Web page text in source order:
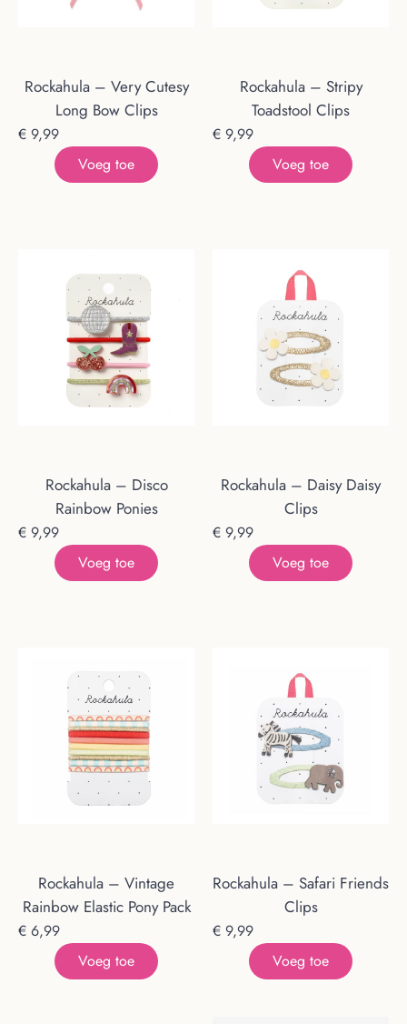
Rockahula – Very Cutesy
Long Bow Clips
€ 9,99
Voeg toe
Rockahula – Stripy
Toadstool Clips
€ 9,99
Voeg toe
Rockahula – Disco
Rainbow Ponies
€ 9,99
Voeg toe
Rockahula – Daisy Daisy
Clips
€ 9,99
Voeg toe
Rockahula – Vintage
Rainbow Elastic Pony Pack
€ 6,99
Voeg toe
Rockahula – Safari Friends
Clips
€ 9,99
Voeg toe